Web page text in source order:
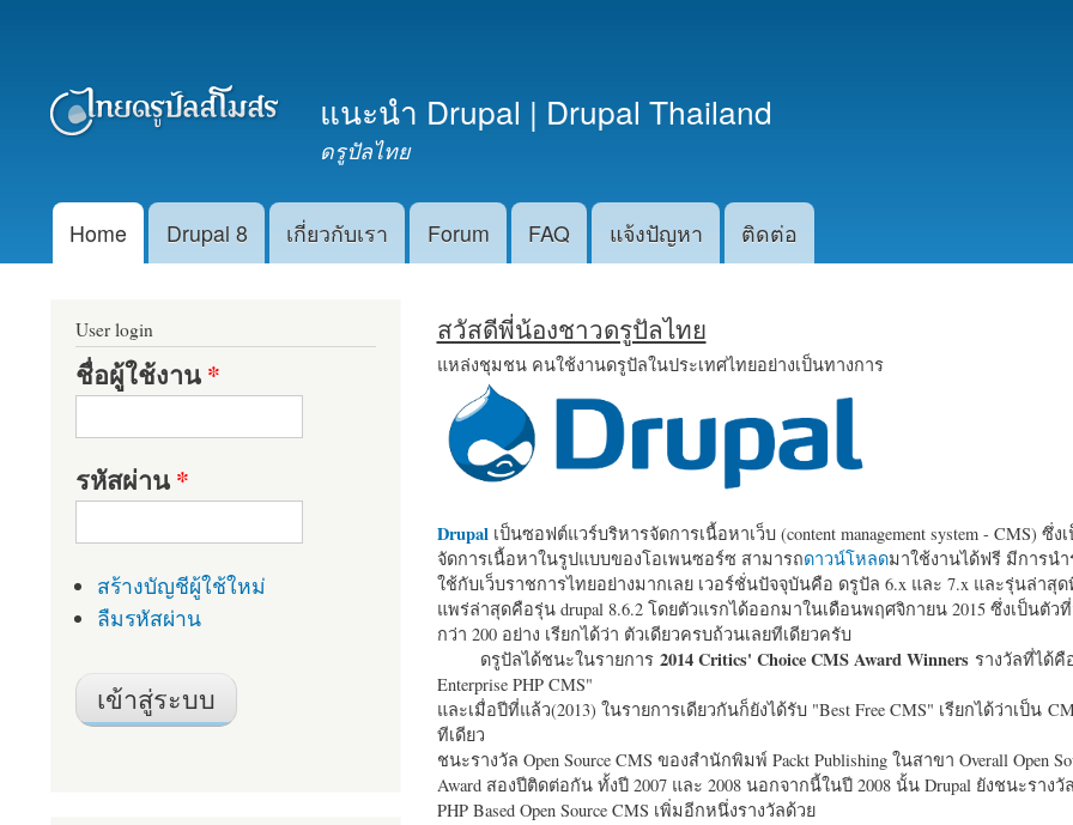
หลัก
แนะนำ Drupal | Drupal Thailand
ดรูปัลไทย
Main menu
Home Drupal 8 เกี่ยวกับเรา Forum FAQ แจ้งปัญหา ติดต่อ
สวัสดีพี่น้องชาวดรูปัลไทย
แหล่งชุมชน คนใช้งานดรูปัลในประเทศไทยอย่างเป็นทางการ
Drupalเป็นซอฟต์แวร์บริหารจัดการเนื้อหาเว็บ (content management system - CMS) ซึ่ง
จัดการเนื้อหาในรูปแบบของโอเพนซอร์ซ สามารถดาวน์โหลดมาใช้งานได้ฟรี มีการน
ใช้กับเว็บราชการไทยอย่างมากเลย เวอร์ชั่นปัจจุบันคือ ดรูปัล 6.x และ 7.x และรุ่นล่าสุด
แพร่ล่าสุดคือรุ่น drupal 8.6.2 โดยตัวแรกได้ออกมาในเดือนพฤศจิกายน 2015 ซึ่งเป็นตั
กว่า 200 อย่าง เรียกได้ว่า ตัวเดียวครบถ้วนเลยทีเดียวครับ
ดรูปัลได้ชนะในรายการ 2014 Critics' Choice CMS Award Winners รางวัลที่ได้คื
Enterprise PHP CMS"
และเมื่อปีที่แล้ว(2013) ในรายการเดียวกันก็ยังได้รับ "Best Free CMS" เรียกได้ว่าเป็น
ทีเดียว
ชนะรางวัล Open Source CMS ของสำนักพิมพ์ Packt Publishing ในสาขา Overall Open
Award สองปีติดต่อกัน ทั้งปี 2007 และ 2008 นอกจากนี้ในปี 2008 นั้น Drupal ยังชนะรางวั
PHP Based Open Source CMS เพิ่มอีกหนึ่งรางวัลด้วย
User login
ชื่อผู้ใช้งาน*
รหัสผ่าน*
สร้างบัญชีผู้ใช้ใหม่
ลืมรหัสผ่าน